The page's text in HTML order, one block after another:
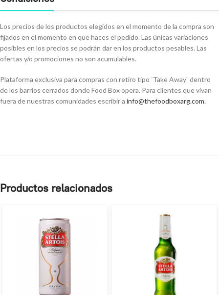
Los precios de los productos elegidos en el momento de la compra son
fijados en el momento en que haces el pedido. Las únicas variaciones
posibles en los precios se podrán dar en los productos pesables. Las
ofertas y/o promociones no son acumulables.
Plataforma exclusiva para compras con retiro tipo ¨Take Away¨ dentro
de los barrios cerrados donde Food Box opera. Para clientes que vivan
fuera de nuestras comunidades escribir a info@thefoodboxarg.com.
Productos relacionados